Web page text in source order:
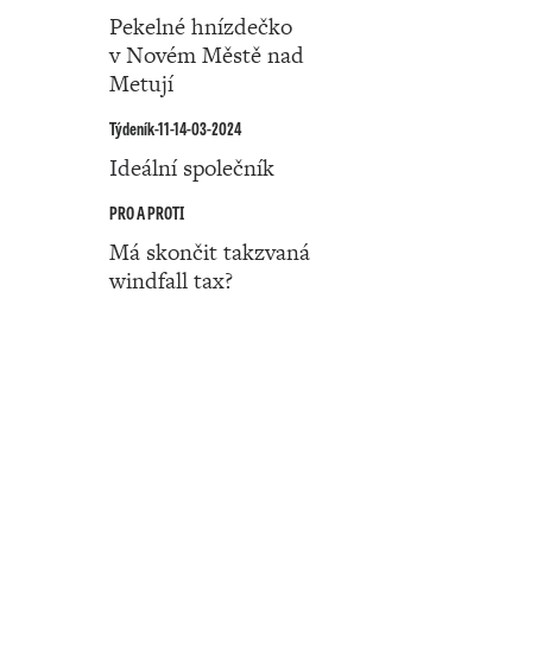
Pekelné hnízdečko
v Novém Městě nad
Metují
Týdeník-11-14-03-2024
Ideální společník
PRO A PROTI
Má skončit takzvaná
windfall tax?